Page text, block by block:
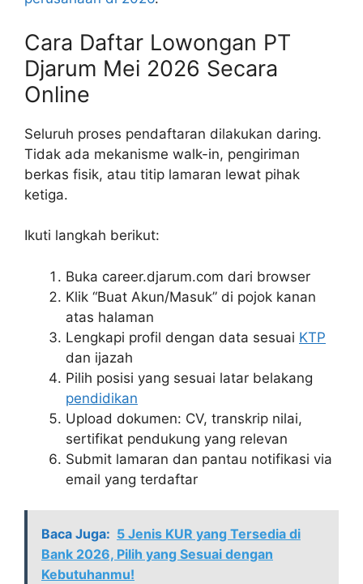
Cara Daftar Lowongan PT
Djarum Mei 2026 Secara
Online
Seluruh proses pendaftaran dilakukan daring.
Tidak ada mekanisme walk-in, pengiriman
berkas fisik, atau titip lamaran lewat pihak
ketiga.
Ikuti langkah berikut:
Buka career.djarum.com dari browser
Klik “Buat Akun/Masuk” di pojok kanan
atas halaman
Lengkapi profil dengan data sesuai KTP
dan ijazah
Pilih posisi yang sesuai latar belakang
pendidikan
Upload dokumen: CV, transkrip nilai,
sertifikat pendukung yang relevan
Submit lamaran dan pantau notifikasi via
email yang terdaftar
Baca Juga: 5 Jenis KUR yang Tersedia di
Bank 2026, Pilih yang Sesuai dengan
Kebutuhanmu!